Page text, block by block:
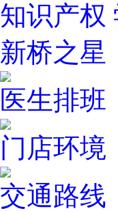
知识产权
新桥之星
医生排班
门店环境
交通路线